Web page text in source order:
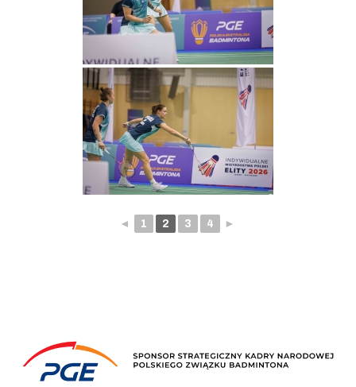
◄ 1 2 3 4 ►